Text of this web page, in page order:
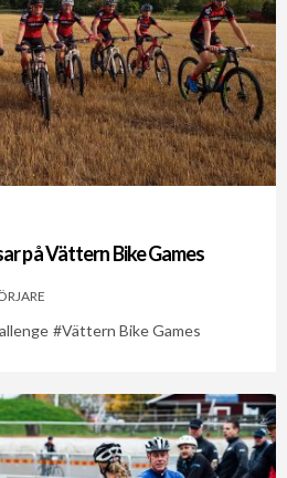
på Vättern Bike Games
Vättern Bike Games